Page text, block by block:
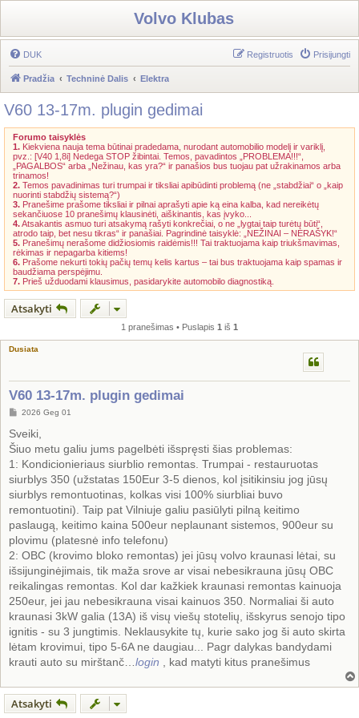
Volvo Klubas
DUK Prisijungti
Registruotis
Pradžia Techninė Dalis Elektra
V60 13-17m. plugin gedimai
Forumo taisyklės
1. Kiekviena nauja tema būtinai pradedama, nurodant automobilio modelį ir variklį,
pvz.: [V40 1,8i] Nedega STOP žibintai. Temos, pavadintos „PROBLEMA!!!“,
„PAGALBOS“ arba „Nežinau, kas yra?“ ir panašios bus tuojau pat užrakinamos arba
trinamos!
2. Temos pavadinimas turi trumpai ir tiksliai apibūdinti problemą (ne „stabdžiai“ o „kaip
nuorinti stabdžių sistemą?“)
3. Pranešime prašome tiksliai ir pilnai aprašyti apie ką eina kalba, kad nereikėtų
sekančiuose 10 pranešimų klausinėti, aiškinantis, kas įvyko...
4.Atsakantis asmuo turi atsakymą rašyti konkrečiai, o ne „lygtai taip turėtų būti“,
atrodo taip, bet nesu tikras“ ir panašiai. Pagrindinė taisyklė: „NEŽINAI – NERAŠYK!“
5. Pranešimų nerašome didžiosiomis raidėmis!!! Tai traktuojama kaip triukšmavimas,
rėkimas ir nepagarba kitiems!
6. Prašome nekurti tokių pačių temų kelis kartus – tai bus traktuojama kaip spamas ir
baudžiama perspėjimu.
7. Prieš užduodami klausimus, pasidarykite automobilo diagnostiką.
Atsakyti
1 pranešimas • Puslapis 1 iš 1
Dusiata
V60 13-17m. plugin gedimai
S
a
n
d
a
t
n
ė
2026 Geg 01
Sveiki,
Šiuo metu galiu jums pagelbėti išspręsti šias problemas:
1: Kondicionieriaus siurblio remontas. Trumpai - restauruotas
siurblys 350 (užstatas 150Eur 3-5 dienos, kol įsitikinsiu jog jūsų
siurblys remontuotinas, kolkas visi 100% siurbliai buvo
remontuotini). Taip pat Vilniuje galiu pasiūlyti pilną keitimo
paslaugą, keitimo kaina 500eur neplaunant sistemos, 900eur su
plovimu (platesnė info telefonu)
2: OBC (krovimo bloko remontas) jei jūsų volvo kraunasi lėtai, su
išsijunginėjimais, tik maža srove ar visai nebesikrauna jūsų OBC
reikalingas remontas. Kol dar kažkiek kraunasi remontas kainuoja
250eur, jei jau nebesikrauna visai kainuos 350. Normaliai ši auto
kraunasi 3kW galia (13A) iš visų viešų stotelių, išskyrus senojo tipo
ignitis - su 3 jungtimis. Neklausykite tų, kurie sako jog ši auto skirta
lėtam krovimui, tipo 5-6A ne daugiau... Pagr dalykas bandydami
krauti auto su mirštanč… login , kad matyti kitus pranešimus
Atsakyti